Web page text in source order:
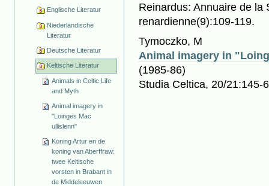
Englische Literatur
Niederländische
Literatur
Deutsche Literatur
Keltische Literatur
Animals in Celtic Life
and Myth
Animal imagery in
"Loinges Mac
ullislenn"
Koning Artur en de
koning van Aberffraw:
twee Keltische
vorsten in Brabant in
de Middeleeuwen
Reinardus: Annuaire de la
renardienne(9):109-119.
Tymoczko, M
Animal imagery in
(1985-86)
Studia Celtica, 20/21:145-